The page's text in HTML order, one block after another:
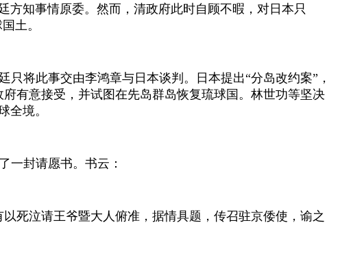
方知事情原委。然而，清政府此时自顾不暇，对日本只
土。
将此事交由李鸿章与日本谈判。日本提出“分岛改约案”，
有意接受，并试图在先岛群岛恢复琉球国。林世功等坚决
全境。
一封请愿书。书云：
泣请王爷暨大人俯准，据情具题，传召驻京倭使，谕之